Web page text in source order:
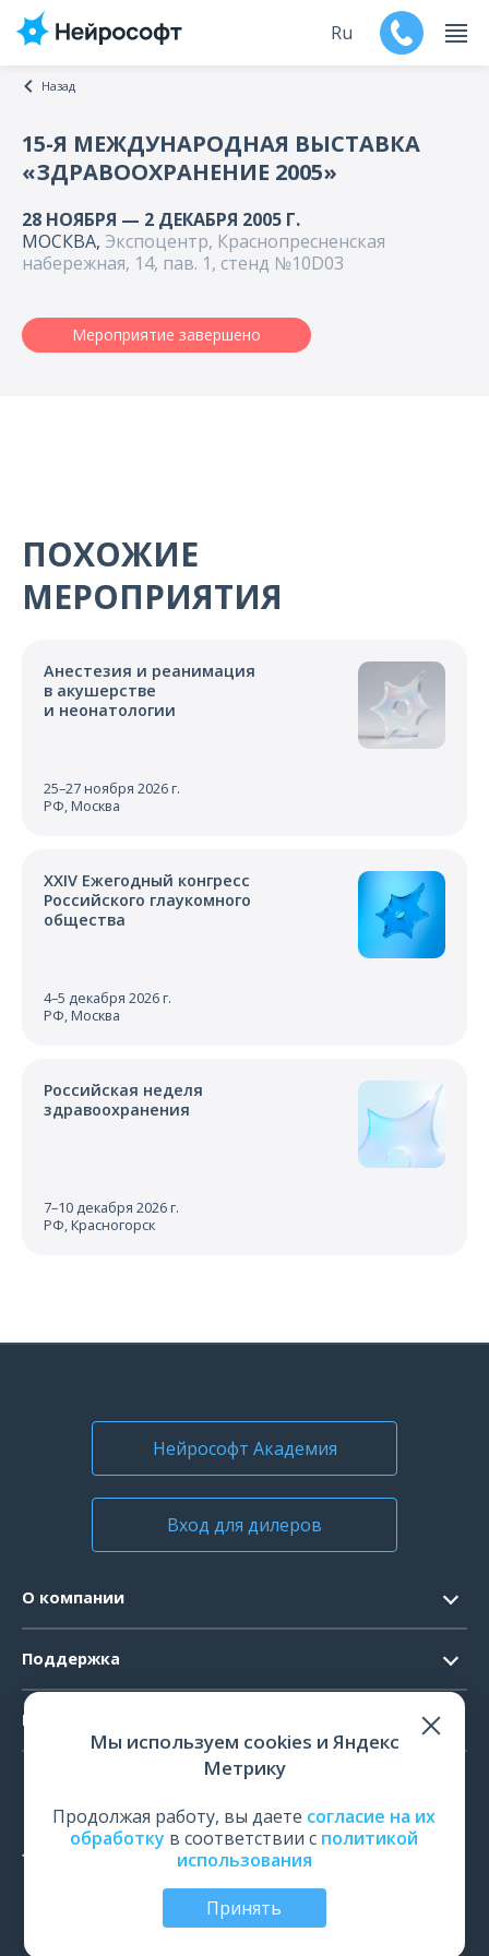
Продукты
Поддержка
Мероприятия
Ru
Назад
15-Я МЕЖДУНАРОДНАЯ ВЫСТАВКА
«ЗДРАВООХРАНЕНИЕ 2005»
28 НОЯБРЯ — 2 ДЕКАБРЯ 2005 Г.
МОСКВА, Экспоцентр, Краснопресненская
набережная, 14, пав. 1, стенд №10D03
Мероприятие завершено
ПОХОЖИЕ
МЕРОПРИЯТИЯ
Анестезия и реанимация
в акушерстве
и неонатологии
25–27 ноября 2026 г.
РФ, Москва
XXIV Ежегодный конгресс
Российского глаукомного
общества
4–5 декабря 2026 г.
РФ, Москва
Российская неделя
здравоохранения
7–10 декабря 2026 г.
РФ, Красногорск
Нейрософт Академия
Вход для дилеров
О компании
Официальные документы
Поддержка
Системные требования
Поверка и калибровка
Продукты
ЭМГ
ИОМ
© Все права защищены | ООО «Нейрософт», Иваново,
Мы используем cookies и Яндекс
Метрику
Продолжая работу, вы даете согласие на их
обработку в соответствии с политикой
использования
Принять